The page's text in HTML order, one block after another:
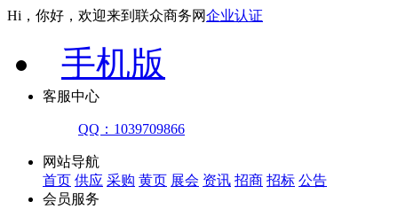
Hi，你好，欢迎来到联众商务网企业认证
手机版
客服中心
QQ：1039709866
网站导航
首页 供应 采购 黄页 展会 资讯 招商 招标 公告
会员服务